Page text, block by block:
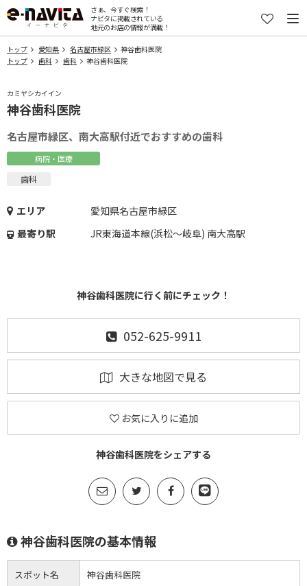
さぁ、今すぐ検索！
ナビタに掲載されている
地元のお店の情報が満載！
トップ 愛知県 名古屋市緑区
神谷歯科医院
トップ
歯科 歯科 神谷歯科医院
カミヤシカイイン
神谷歯科医院
名古屋市緑区、南大高駅付近でおすすめの歯科
病院・医療
歯科
エリア
愛知県名古屋市緑区
最寄り駅
JR東海道本線(浜松～岐阜) 南大高駅
神谷歯科医院に行く前にチェック！
052-625-9911
大きな地図で見る
お気に入りに追加
神谷歯科医院をシェアする
神谷歯科医院の基本情報
スポット名 神谷歯科医院